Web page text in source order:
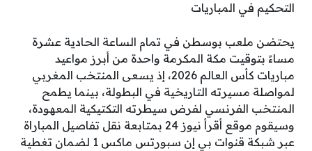
التحكيم في المباريات
يحتضن ملعب بوسطن في تمام الساعة الحادية عشرة
مساءً بتوقيت مكة المكرمة واحدة من أبرز مواعيد
مباريات كأس العالم 2026، إذ يسعى المنتخب المغربي
لمواصلة مسيرته التاريخية في البطولة، بينما يطمح
المنتخب الفرنسي لفرض سيطرته التكتيكية المعهودة،
وسيقوم موقع أقرأ نيوز 24 بمتابعة نقل تفاصيل المباراة
عبر شبكة قنوات بي إن سبورتس ماكس 1 لضمان تغطية